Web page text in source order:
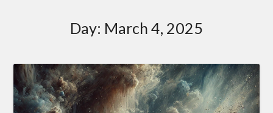
Day: March 4, 2025